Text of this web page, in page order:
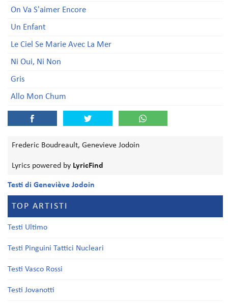
On Va S'aimer Encore
Un Enfant
Le Ciel Se Marie Avec La Mer
Ni Oui, Ni Non
Gris
Allo Mon Chum
Frederic Boudreault, Genevieve Jodoin
Lyrics powered by LyricFind
Testi di Geneviève Jodoin
TOP ARTISTI
Testi Ultimo
Testi Pinguini Tattici Nucleari
Testi Vasco Rossi
Testi Jovanotti